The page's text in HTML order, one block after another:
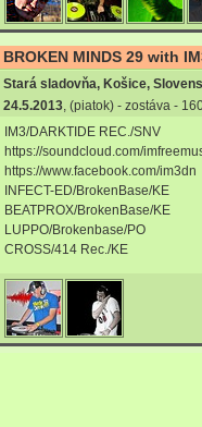
BROKEN MINDS 29 with
Stará sladovňa, Košice,
24.5.2013, (piatok) - zostáva -
IM3/DARKTIDE REC./SNV
https://soundcloud.com/
https://www.facebook.com/im3dn
INFECT-ED/BrokenBase/KE
BEATPROX/BrokenBase/KE
LUPPO/Brokenbase/PO
CROSS/414 Rec./KE